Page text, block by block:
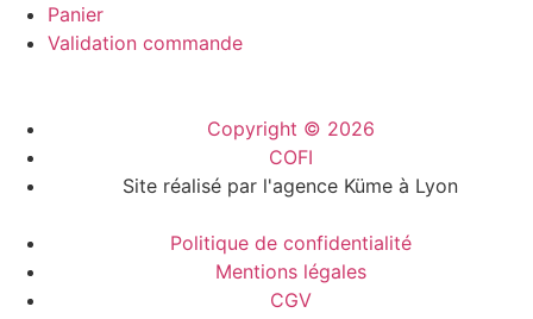
Panier
Validation commande
Copyright © 2026
COFI
Site réalisé par l'agence Küme à Lyon
Politique de confidentialité
Mentions légales
CGV